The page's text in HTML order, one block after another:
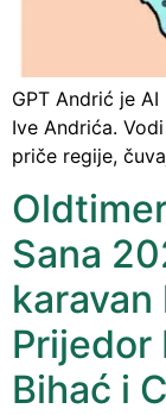
GPT Andrić je
Ive Andrića.
priče regije,
Sana
Prijedor
Bihać i